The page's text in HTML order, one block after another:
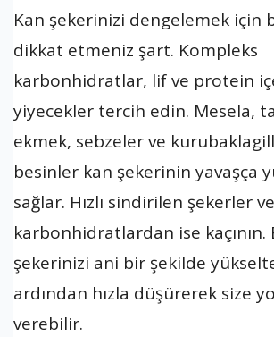
Kan şekerinizi dengelemek için
dikkat etmeniz şart. Kompleks
karbonhidratlar, lif ve protein
yiyecekler tercih edin. Mesela,
ekmek, sebzeler ve
besinler kan şekerinin yavaşça
sağlar. Hızlı sindirilen şekerler
karbonhidratlardan ise
şekerinizi ani bir şekilde
ardından hızla düşürerek size
verebilir.